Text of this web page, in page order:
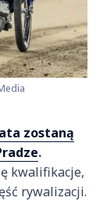
zostaną
.
kwalifikacje,
rywalizacji.